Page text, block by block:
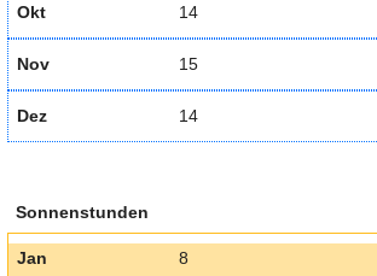
Okt 14
Nov 15
Dez 14
Sonnenstunden
Jan 8